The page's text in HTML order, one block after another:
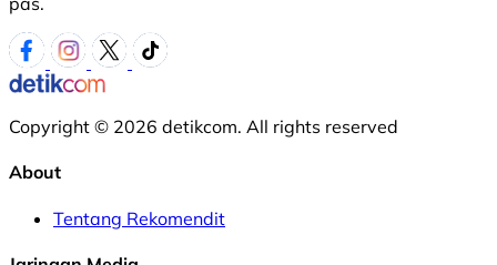
Copyright © 2026 detikcom. All rights reserved
About
Tentang Rekomendit